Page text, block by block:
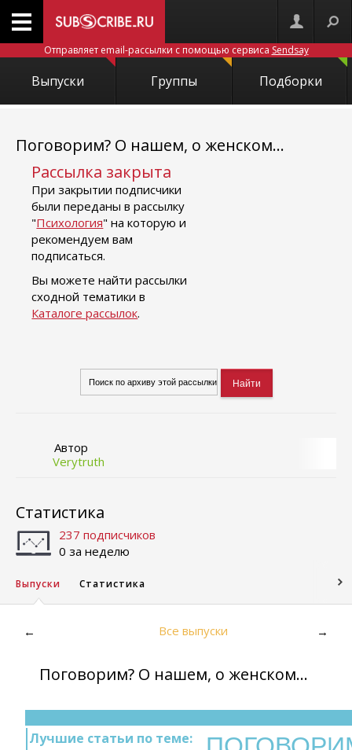
Отправляет email-рассылки с помощью сервиса Sendsay
Выпуски Группы Подборки
Поговорим? О нашем, о женском...
Рассылка закрыта
При закрытии подписчики
были переданы в рассылку
"Психология" на которую и
рекомендуем вам
подписаться.
Вы можете найти рассылки
сходной тематики в
Каталоге рассылок.
Автор
Verytruth
Статистика
237 подписчиков
0 за неделю
Выпуски Статистика
← Все выпуски →
Поговорим? О нашем, о женском...
Лучшие статьи по теме: